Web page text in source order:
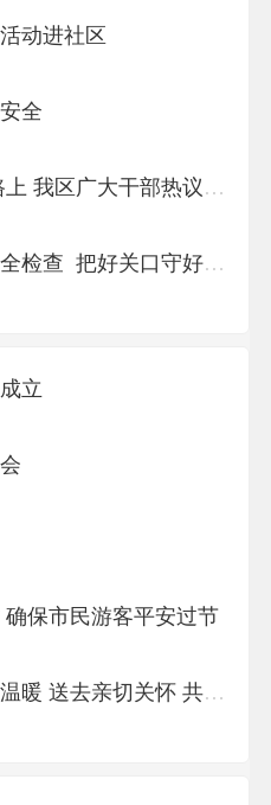
动进社区
全
全面从严治党 永远在路上 我区广大干部热议十二届区纪委五次全会精神
我区开展节前各领域安全检查 把好关口守好阵地 确保节日安全稳定
立
保市民游客平安过节
区领导率队走访慰问送温暖 送去亲切关怀 共迎新春佳节